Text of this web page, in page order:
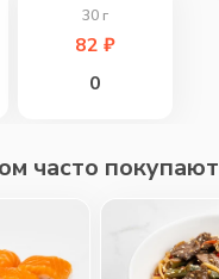
30г
82 ₽
0
часто покупают